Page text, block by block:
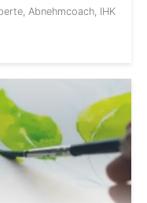
Abnehmcoach, IHK